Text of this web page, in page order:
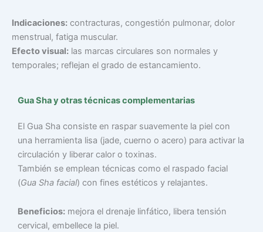
Indicaciones: contracturas, congestión pulmonar, dolor
menstrual, fatiga muscular.
Efecto visual: las marcas circulares son normales y
temporales; reflejan el grado de estancamiento.
Gua Sha y otras técnicas complementarias
El Gua Sha consiste en raspar suavemente la piel con
una herramienta lisa (jade, cuerno o acero) para activar la
circulación y liberar calor o toxinas.
También se emplean técnicas como el raspado facial
(Gua Sha facial) con fines estéticos y relajantes.
Beneficios: mejora el drenaje linfático, libera tensión
cervical, embellece la piel.